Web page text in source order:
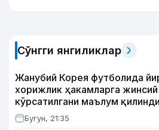
Сўнгги янгиликлар
Жанубий Корея футболида
хорижлик ҳакамларга
кўрсатилгани маълум қилинди
Бугун, 21:35